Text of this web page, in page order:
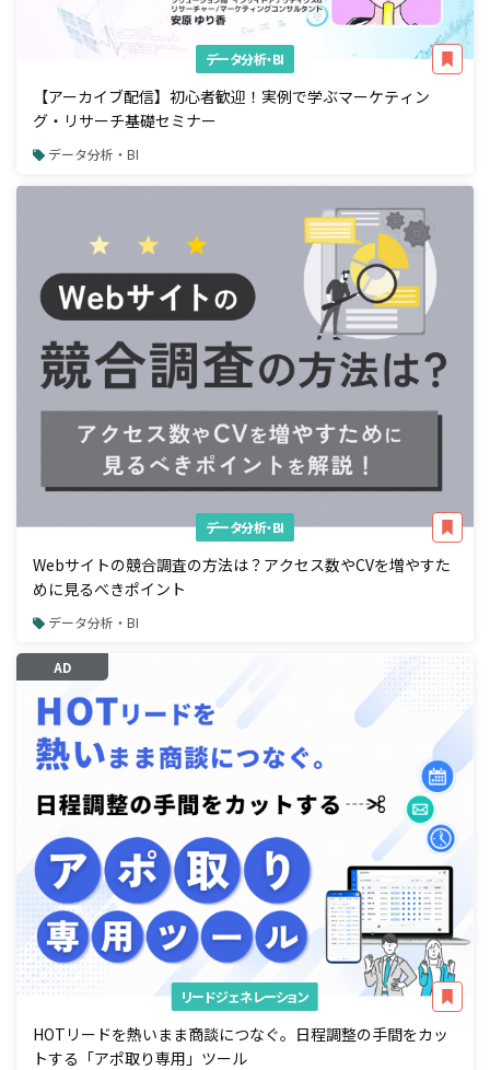
データ分析・BI
【アーカイブ配信】初心者歓迎！実例で学ぶマーケティン
グ・リサーチ基礎セミナー
データ分析・BI
データ分析・BI
Webサイトの競合調査の方法は？アクセス数やCVを増やすた
めに見るべきポイント
データ分析・BI
AD
リードジェネレーション
HOTリードを熱いまま商談につなぐ。日程調整の手間をカッ
トする「アポ取り専用」ツール